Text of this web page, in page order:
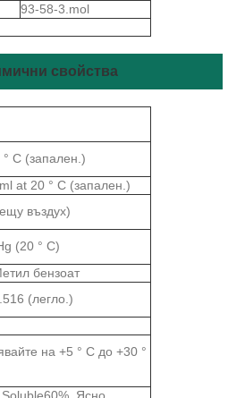
93-58-3.mol
свойства
C (запален.)
at 20 ° C (запален.)
въздух)
(20 ° C)
бензоат
(легло.)
на +5 ° C до +30 °
Ясно